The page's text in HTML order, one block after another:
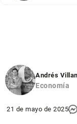
Andrés
Economía
21 de mayo de 2025